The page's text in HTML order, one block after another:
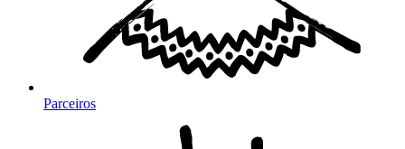
Parceiros